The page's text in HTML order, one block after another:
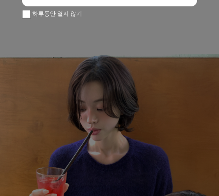
하루동안 열지 않기